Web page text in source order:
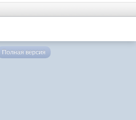
Полная версия